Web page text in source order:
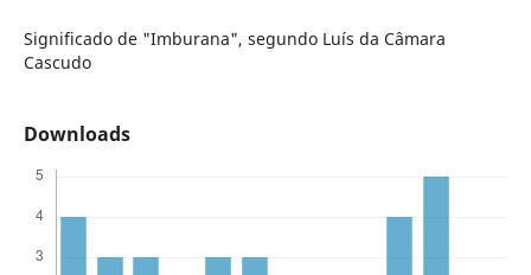
Significado de "Imburana", segundo Luís da Câmara
Cascudo
Downloads